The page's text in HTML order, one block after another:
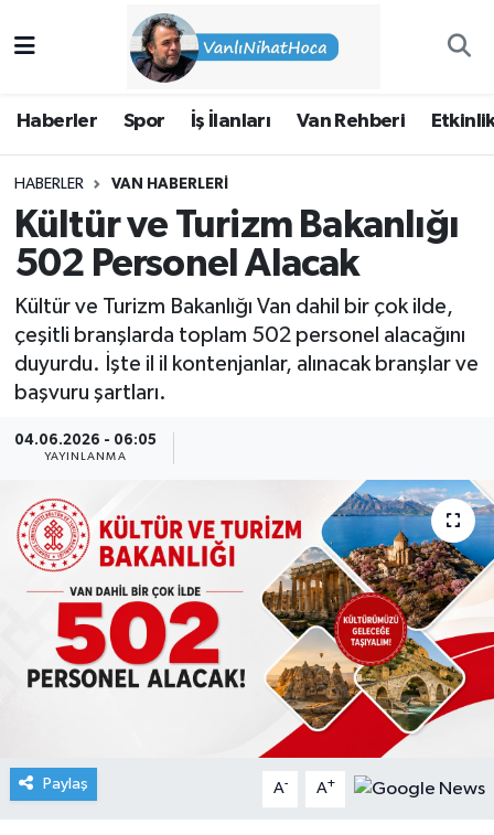
Haberler Spor İş İlanları Van Rehberi
HABERLER VAN HABERLERI
Kültür ve Turizm Bakanlığı
502 Personel Alacak
Kültür ve Turizm Bakanlığı Van dahil bir çok ilde,
çeşitli branşlarda toplam 502 personel alacağını
duyurdu. İşte il il kontenjanlar, alınacak branşlar ve
başvuru şartları.
04.06.2026 - 06:05
YAYINLANMA
Paylaş A- A+
Van Rehberi
Etkinlikler
Köşe Yazıları
İpekyolu Nöbetçi Eczaneler
Süper Lig Puan Durumu ve Fikstür
Tüm Manşetler
Son Dakika Haberleri